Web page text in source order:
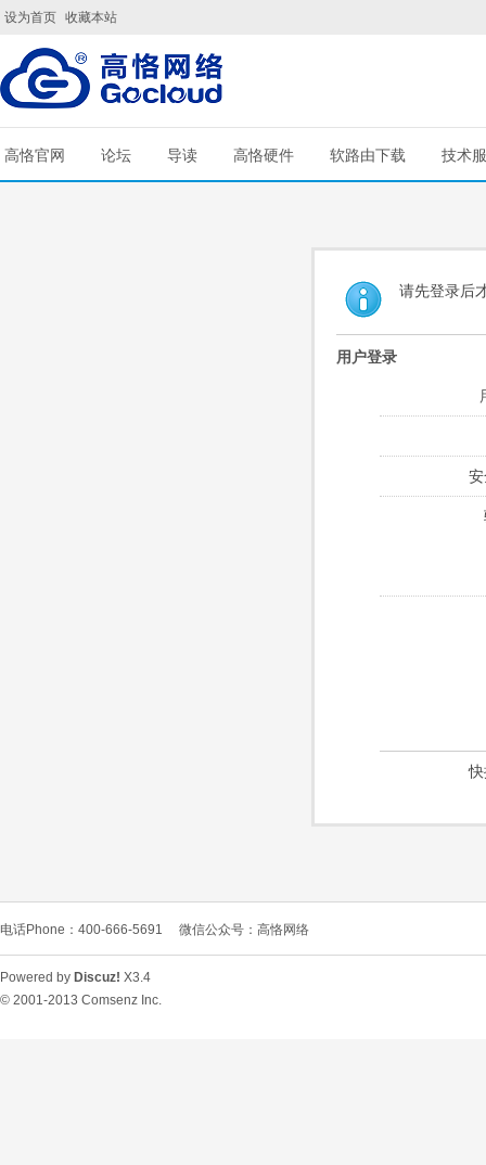
设为首页 收藏本站
高恪官网 论坛 导读 高恪硬件 软路由下载 技术
请先登录后
用户登录
电话Phone：400-666-5691 微信公众号：高恪网络
Powered by Discuz! X3.4
© 2001-2013 Comsenz Inc.